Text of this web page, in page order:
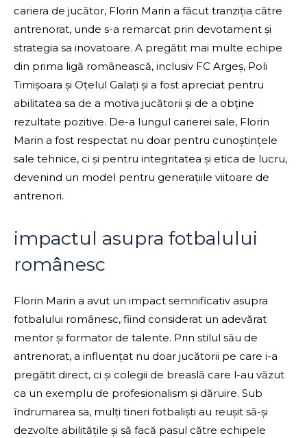
cariera de jucător, Florin Marin a făcut tranziția către
antrenorat, unde s-a remarcat prin devotament și
strategia sa inovatoare. A pregătit mai multe echipe
din prima ligă românească, inclusiv FC Argeș, Poli
Timișoara și Oțelul Galați și a fost apreciat pentru
abilitatea sa de a motiva jucătorii și de a obține
rezultate pozitive. De-a lungul carierei sale, Florin
Marin a fost respectat nu doar pentru cunoștințele
sale tehnice, ci și pentru integritatea și etica de lucru,
devenind un model pentru generațiile viitoare de
antrenori.
impactul asupra fotbalului
românesc
Florin Marin a avut un impact semnificativ asupra
fotbalului românesc, fiind considerat un adevărat
mentor și formator de talente. Prin stilul său de
antrenorat, a influențat nu doar jucătorii pe care i-a
pregătit direct, ci și colegii de breaslă care l-au văzut
ca un exemplu de profesionalism și dăruire. Sub
îndrumarea sa, mulți tineri fotbaliști au reușit să-și
dezvolte abilitățile și să facă pasul către echipele